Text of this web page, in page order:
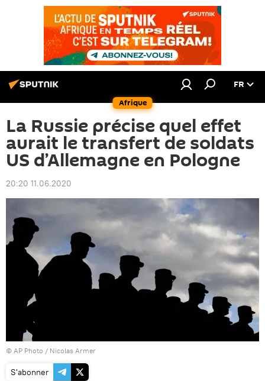
Afrique
FR
La Russie précise quel effet
aurait le transfert de soldats
US d’Allemagne en Pologne
20:20 11.06.2020
© AP Photo / Nicolas Armer
S'abonner